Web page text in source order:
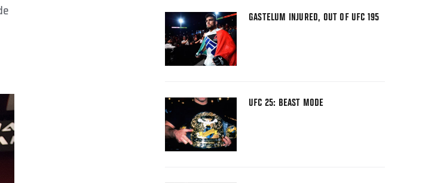
GASTELUM INJURED, OUT OF UFC 195
UFC 25: BEAST MODE